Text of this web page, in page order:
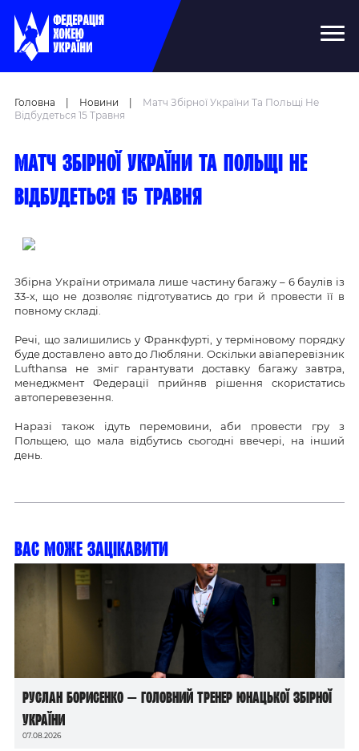
Головна Новини
Матч Збірної України Та Польщі Не
Відбудеться 15 Травня
Матч збірної України та Польщі не
відбудеться 15 травня
Збірна України отримала лише частину багажу – 6 баулів із
33-х, що не дозволяє підготуватись до гри й провести її в
повному складі.
Речі, що залишились у Франкфурті, у терміновому порядку
буде доставлено авто до Любляни. Оскільки авіаперевізник
Lufthansa не зміг гарантувати доставку багажу завтра,
менеджмент Федерації прийняв рішення скористатись
автоперевезення.
Наразі також ідуть перемовини, аби провести гру з
Польщею, що мала відбутись сьогодні ввечері, на інший
день.
Вас може зацікавити
Руслан Борисенко — головний тренер юнацької збірної
України
07.08.2026